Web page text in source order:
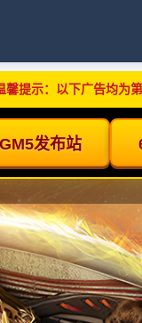
馨提示：以下广告均为